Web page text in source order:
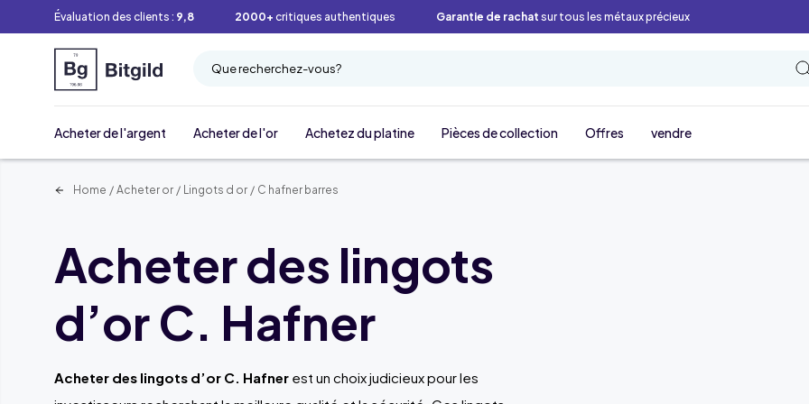
Évaluation des clients : 9,8 2000+ critiques authentiques Garantie de rachat sur tous les métaux précieux
Que recherchez-vous?
Acheter de l'argent Acheter de l'or Achetez du platine Pièces de collection Offres vendre
Home / Acheter or / Lingots d or / C hafner barres
Acheter des lingots
d’or C. Hafner
Acheter des lingots d’or C. Hafner est un choix judicieux pour les